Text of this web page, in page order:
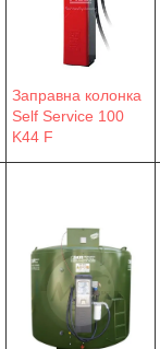
Заправна колонка
Self Service 100
K44 F